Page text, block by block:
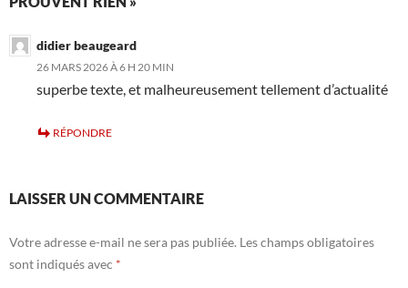
didier beaugeard
26 MARS 2026 À 6 H 20 MIN
superbe texte, et malheureusement tellement d’actualité
RÉPONDRE
LAISSER UN COMMENTAIRE
Votre adresse e-mail ne sera pas publiée. Les champs obligatoires
sont indiqués avec *